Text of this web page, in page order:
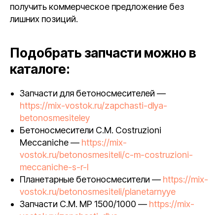
получить коммерческое предложение без
лишних позиций.
Подобрать запчасти можно в
каталоге:
Запчасти для бетоносмесителей —
https://mix-vostok.ru/zapchasti-dlya-
betonosmesiteley
Бетоносмесители C.M. Costruzioni
Meccaniche — https://mix-
vostok.ru/betonosmesiteli/c-m-costruzioni-
meccaniche-s-r-l
Планетарные бетоносмесители — https://mix-
vostok.ru/betonosmesiteli/planetarnyye
Запчасти C.M. MP 1500/1000 — https://mix-